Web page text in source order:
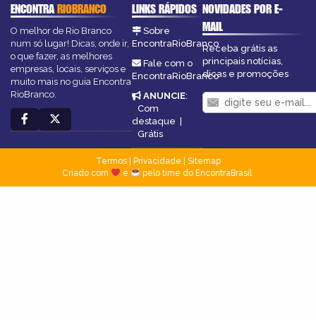
ENCONTRARIOBRANCO
O melhor de Rio Branco
num só lugar! Dicas, onde ir,
o que fazer, as melhores
empresas, locais, serviços e
muito mais no guia Encontra
RioBranco.
LINKS RÁPIDOS
Sobre
EncontraRioBranco
Fale com o
EncontraRioBranco
ANUNCIE:
Com
destaque |
Grátis
NOVIDADES POR E-
MAIL
Receba grátis as
principais notícias,
dicas e promoções
Termos| Privacidade
Sitemap
Criado com
e pelo time do EncontraBrasil